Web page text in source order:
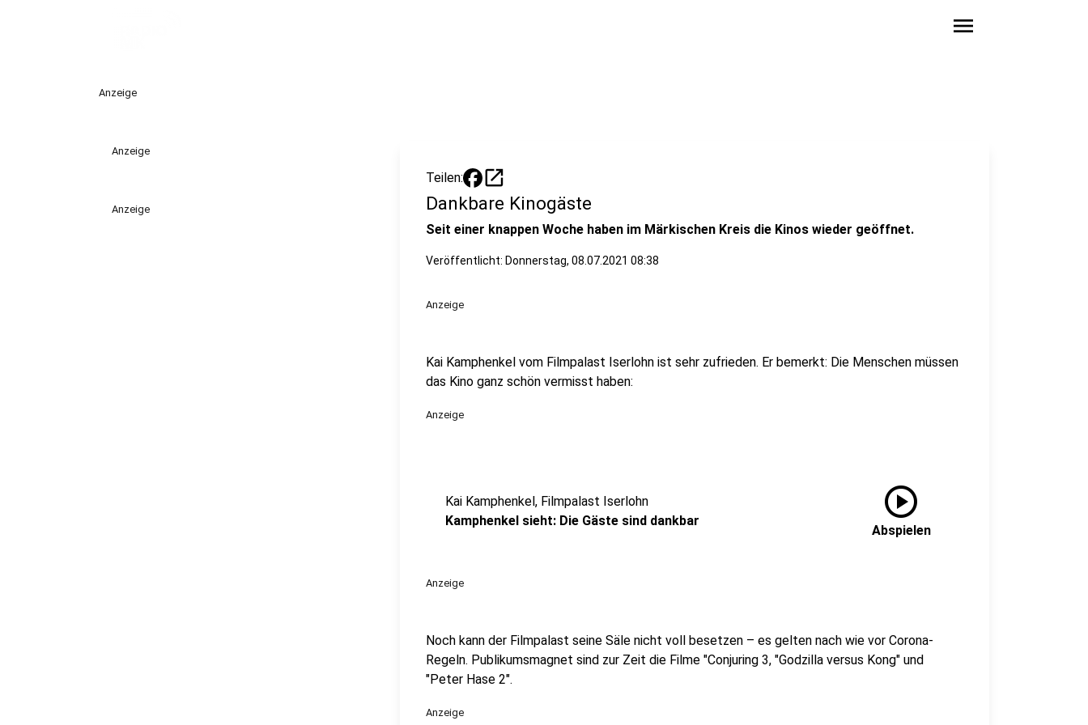
menu
Anzeige
Anzeige
Anzeige
Teilen: open_in_new
Dankbare Kinogäste
Seit einer knappen Woche haben im Märkischen Kreis die Kinos wieder geöffnet.
Veröffentlicht: Donnerstag, 08.07.2021 08:38
Anzeige
Kai Kamphenkel vom Filmpalast Iserlohn ist sehr zufrieden. Er bemerkt: Die Menschen müssen
das Kino ganz schön vermisst haben:
Anzeige
Kai Kamphenkel, Filmpalast Iserlohn
Kamphenkel sieht: Die Gäste sind dankbar
play_circle
Abspielen
Anzeige
Noch kann der Filmpalast seine Säle nicht voll besetzen – es gelten nach wie vor Corona-
Regeln. Publikumsmagnet sind zur Zeit die Filme "Conjuring 3, "Godzilla versus Kong" und
"Peter Hase 2".
Anzeige